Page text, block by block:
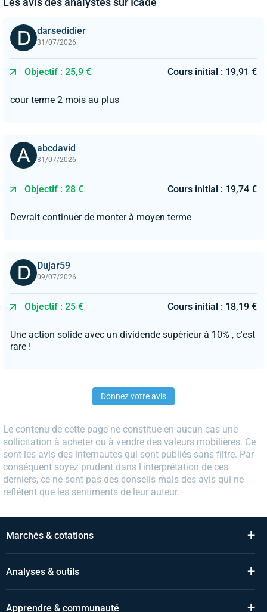
darsedidier
31/07/2026
Objectif : 25,9 € Cours initial : 19,91 €
cour terme 2 mois au plus
abcdavid
31/07/2026
Objectif : 28 € Cours initial : 19,74 €
Devrait continuer de monter à moyen terme
Dujar59
09/07/2026
Objectif : 25 € Cours initial : 18,19 €
Une action solide avec un dividende supèrieur à 10% , c'est
rare !
Donnez votre avis
Le contenu de cette page ne constitue en aucun cas une
sollicitation à acheter ou à vendre des valeurs mobilières. Ce
sont les avis des internautes qui sont publiés sans filtre. Par
conséquent soyez prudent dans l'interprétation de ces
derniers, ce ne sont pas des conseils mais des avis qui ne
reflétent que les sentiments de leur auteur.
Marchés & cotations +
Analyses & outils +
Apprendre & communauté +